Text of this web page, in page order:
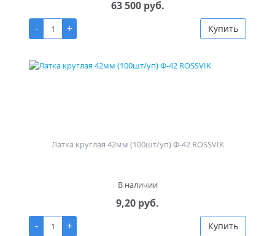
63 500 руб.
-
+ Купить
Латка круглая 42мм (100шт/уп) Ф-42 ROSSVIK
В наличии
9,20 руб.
-
+ Купить